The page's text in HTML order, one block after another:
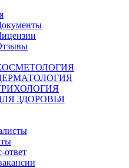
ЗДОРОВЬЯ
ответ